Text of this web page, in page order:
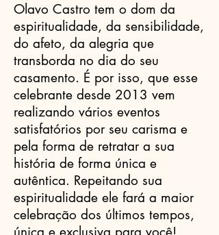
Olavo Castro tem o dom da
espiritualidade, da sensibilidade,
do afeto, da alegria que
transborda no dia do seu
casamento. É por isso, que esse
celebrante desde 2013 vem
realizando vários eventos
satisfatórios por seu carisma e
pela forma de retratar a sua
história de forma única e
autêntica. Repeitando sua
espiritualidade ele fará a maior
celebração dos últimos tempos,